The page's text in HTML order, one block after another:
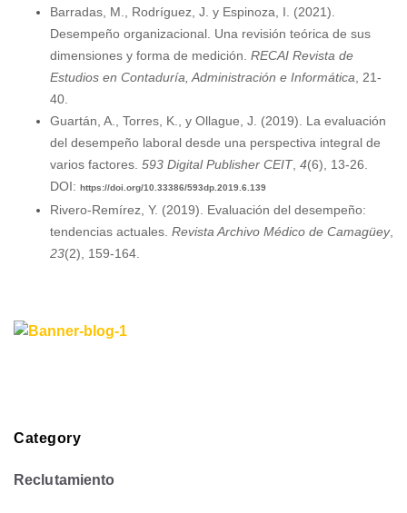
Barradas, M., Rodríguez, J. y Espinoza, I. (2021).
Desempeño organizacional. Una revisión teórica de sus
dimensiones y forma de medición. RECAI Revista de
Estudios en Contaduría, Administración e Informática , 21-
40.
Guartán, A., Torres, K., y Ollague, J. (2019). La evaluación
del desempeño laboral desde una perspectiva integral de
varios factores. 593 Digital Publisher CEIT, 4(6), 13-26.
DOI: https://doi.org/10.33386/593dp.2019.6.139
Rivero-Remírez, Y. (2019). Evaluación del desempeño:
tendencias actuales. Revista Archivo Médico de Camagüey,
23(2), 159-164.
Category
Reclutamiento